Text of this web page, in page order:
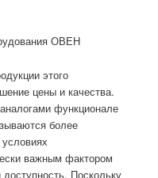
ОВЕН
этого
цены и качества.
функционале
более
важным фактором
Поскольку